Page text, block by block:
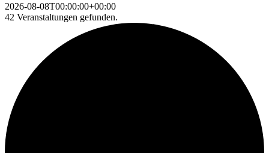
2026-08-08T00:00:00+00:00
42 Veranstaltungen gefunden.